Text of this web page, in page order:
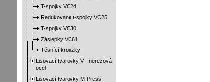
T-spojky VC24
Redukované t-spojky VC25
T-spojky VC30
Záslepky VC61
Těsnící kroužky
Lisovací tvarovky V - nerezová
ocel
Lisovací tvarovky M-Press